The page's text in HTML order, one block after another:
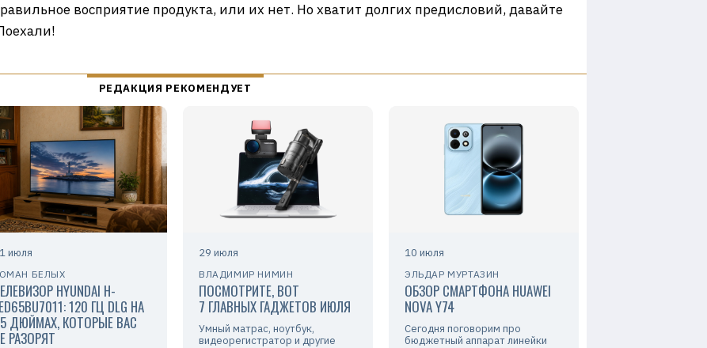
восприятие продукта, или их нет. Но хватит долгих предисловий, давайте
июля
БЕЛЫХ
HYUNDAI H-
120 ГЦ DLG НА
ДЮЙМАХ, КОТОРЫЕ ВАС
РАЗОРЯТ
29 июля
ВЛАДИМИР НИМИН
ПОСМОТРИТЕ, ВОТ
7 ГЛАВНЫХ ГАДЖЕТОВ ИЮЛЯ
Умный матрас, ноутбук,
видеорегистратор и другие
10 июля
ЭЛЬДАР МУРТАЗИН
ОБЗОР СМАРТФОНА HUAWEI
NOVA Y74
Сегодня поговорим про
бюджетный аппарат линейки